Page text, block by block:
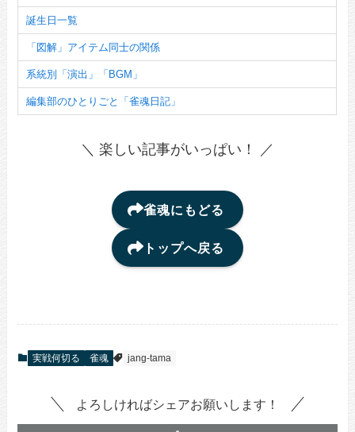
誕生日一覧
「図解」アイテム同士の関係
系統別「演出」「BGM」
編集部のひとりごと「雀魂日記」
＼ 楽しい記事がいっぱい！ ／
雀魂にもどる
トップへ戻る
実戦何切る 雀魂 jang-tama
よろしければシェアお願いします！